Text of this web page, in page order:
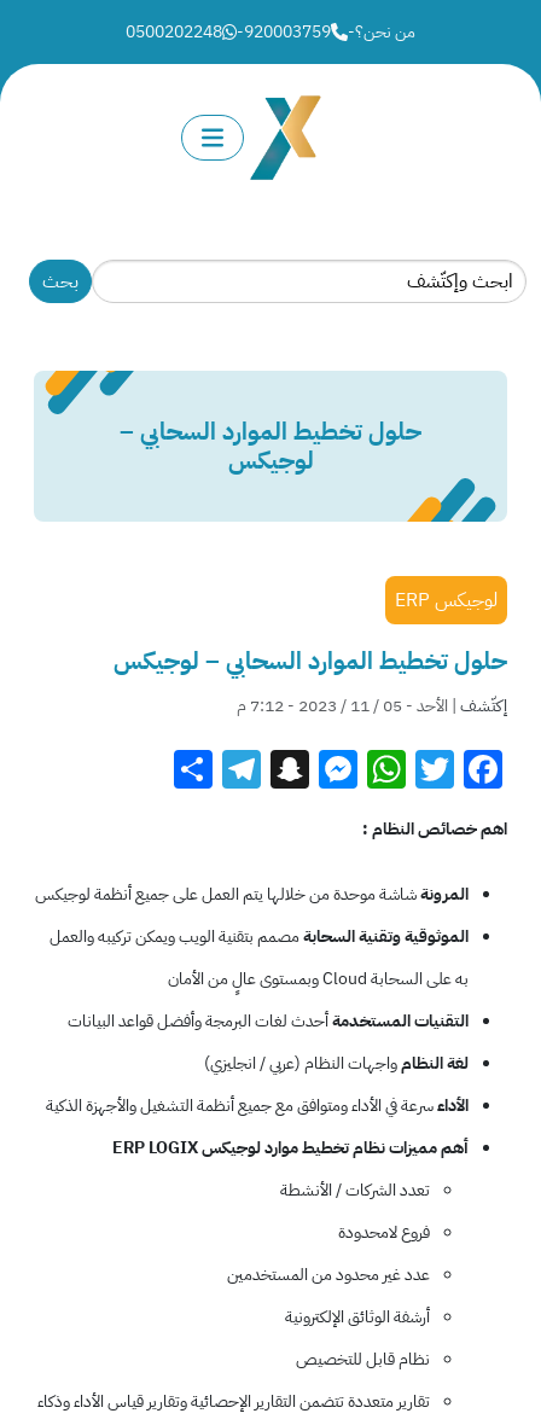
من نحن؟-
920003759
-
0500202248
حلول تخطيط الموارد السحابي –
لوجيكس
لوجيكس ERP
حلول تخطيط الموارد السحابي – لوجيكس
إكتّشف| الأحد - 05 / 11 / 2023 - 7:12 م
Facebook
Twitter
WhatsApp
Messenger
Snapchat
Telegram
اهم خصائص النظام :
المرونةشاشة موحدة من خلالها يتم العمل على جميع أنظمة لوجيكس
الموثوقية وتقنية السحابةمصمم بتقنية الويب ويمكن تركيبه والعمل
به على السحابة Cloud وبمستوى عالٍ من الأمان
التقنيات المستخدمةأحدث لغات البرمجة وأفضل قواعد البيانات
لغة النظامواجهات النظام (عربي / انجليزي)
الأداءسرعة في الأداء ومتوافق مع جميع أنظمة التشغيل والأجهزة الذكية
أهم مميزات نظام تخطيط موارد لوجيكس ERP LOGIX
تعدد الشركات / الأنشطة
فروع لامحدودة
عدد غير محدود من المستخدمين
أرشفة الوثائق الإلكترونية
نظام قابل للتخصيص
تقارير متعددة تتضمن التقارير الإحصائية وتقارير قياس الأداء وذكاء